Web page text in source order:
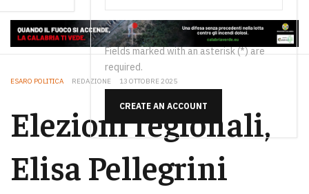
Fields marked with an asterisk (*) are
required.
CREATE AN ACCOUNT
ESARO POLITICA REDAZIONE 13 OTTOBRE 2025
Elezioni regionali,
Elisa Pellegrini